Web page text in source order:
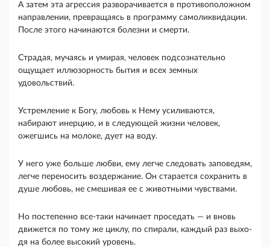
А затем эта агрессия разворачивается в противоположном
на­правлении, превращаясь в программу самоликви­дации.
После этого начинаются болезни и смерти.
Страдая, мучаясь и умирая, человек подсозна­тельно
ощущает иллюзорность бытия и всех зем­ных
удовольствий.
Устремление к Богу, любовь к Нему усиливаются,
набирают инерцию, и в следу­ющей жизни человек,
ожегшись на молоке, дует на воду.
У него уже больше любви, ему легче сле­довать заповедям,
легче переносить воздержание. Он старается сохранить в
душе любовь, не смеши­вая ее с животными чувствами.
Но постепенно все-таки начинает проседать — и вновь
движется по тому же циклу, по спирали, каждый раз выхо­
дя на более высокий уровень.